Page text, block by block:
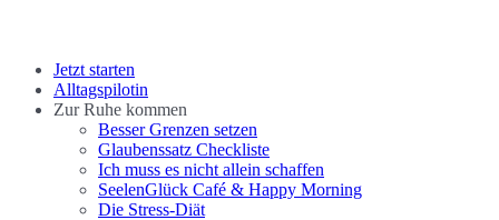
Close
Menu
Jetzt starten
Alltagspilotin
Zur Ruhe kommen
Besser Grenzen setzen
Glaubenssatz Checkliste
Ich muss es nicht allein schaffen
SeelenGlück Café & Happy Morning
Die Stress-Diät